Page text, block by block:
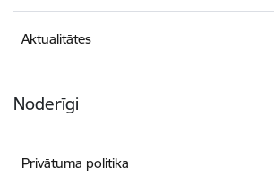
Aktualitātes
Noderīgi
Privātuma politika